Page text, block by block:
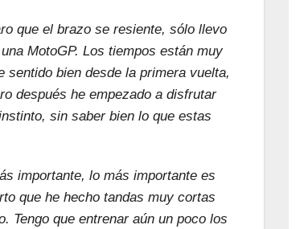
que el brazo se resiente, sólo llevo
MotoGP. Los tiempos están muy
bien desde la primera vuelta,
después he empezado a disfrutar
sin saber bien lo que estas
importante, lo más importante es
que he hecho tandas muy cortas
Tengo que entrenar aún un poco los